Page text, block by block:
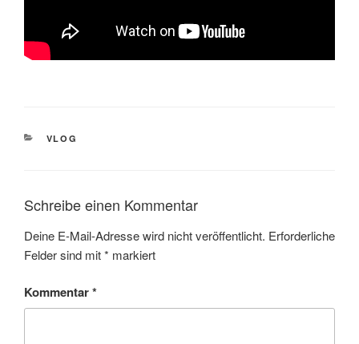
KATEGORIEN
VLOG
Schreibe einen Kommentar
Deine E-Mail-Adresse wird nicht veröffentlicht. Erforderliche
Felder sind mit* markiert
Kommentar*